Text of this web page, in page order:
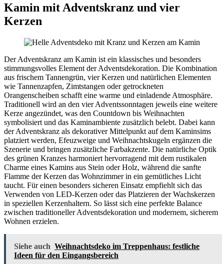
Kamin mit Adventskranz und vier
Kerzen
Der Adventskranz am Kamin ist ein klassisches und besonders
stimmungsvolles Element der Adventsdekoration. Die Kombination
aus frischem Tannengrün, vier Kerzen und natürlichen Elementen
wie Tannenzapfen, Zimtstangen oder getrockneten
Orangenscheiben schafft eine warme und einladende Atmosphäre.
Traditionell wird an den vier Adventssonntagen jeweils eine weitere
Kerze angezündet, was den Countdown bis Weihnachten
symbolisiert und das Kaminambiente zusätzlich belebt. Dabei kann
der Adventskranz als dekorativer Mittelpunkt auf dem Kaminsims
platziert werden, Efeuzweige und Weihnachtskugeln ergänzen die
Szenerie und bringen zusätzliche Farbakzente. Die natürliche Optik
des grünen Kranzes harmoniert hervorragend mit dem rustikalen
Charme eines Kamins aus Stein oder Holz, während die sanfte
Flamme der Kerzen das Wohnzimmer in ein gemütliches Licht
taucht. Für einen besonders sicheren Einsatz empfiehlt sich das
Verwenden von LED-Kerzen oder das Platzieren der Wachskerzen
in speziellen Kerzenhaltern. So lässt sich eine perfekte Balance
zwischen traditioneller Adventsdekoration und modernem, sicherem
Wohnen erzielen.
Siehe auch Weihnachtsdeko im Treppenhaus: festliche
Ideen für den Eingangsbereich